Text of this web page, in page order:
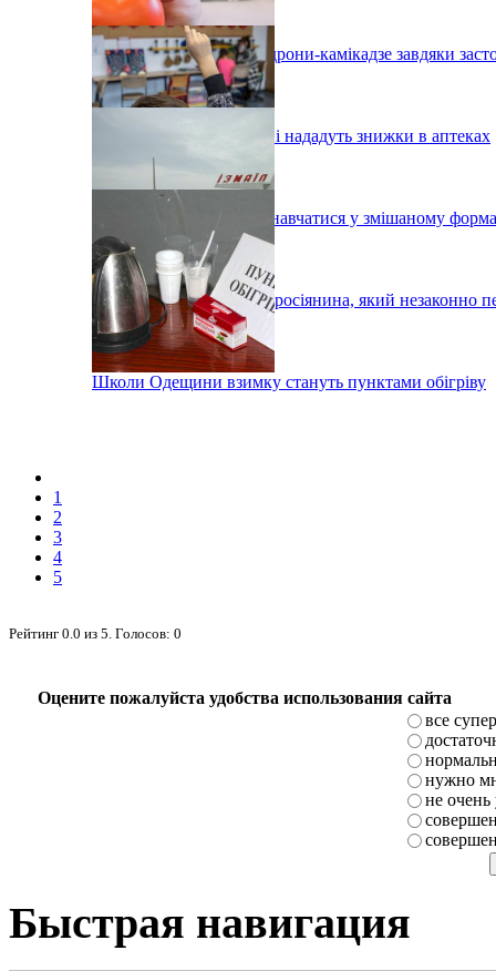
На Одещині збили два дрони-камікадзе завдяки
Одеським донорам крові нададуть знижки в аптеках
У Вілково учні можуть навчатися у змішаному
Під Ізмаїлом затримали росіянина, який незаконно
Школи Одещини взимку стануть пунктами обігріву
1
2
3
4
5
Рейтинг 0.0 из 5 . Голосов: 0
Оцените пожалуйста удобства использования сайта
все супер
нужно
не очень
Быстрая навигация